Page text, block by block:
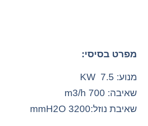
מפרט בסיסי:
מנוע: 7.5 KW
שאיבה: 700 m3/h
שאיבת נוזל:3200 mmH2O